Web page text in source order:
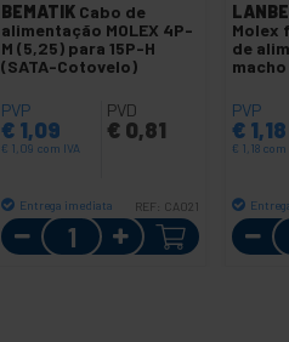
BEMATIK Cabo de
alimentação MOLEX 4P-
M (5,25) para 15P-H
(SATA-Cotovelo)
PVP
€ 1,09
€ 1,09 com IVA
PVD
€0,81
Entrega imediata REF: CA021
Quantidade
Molex
de
macho
PVP
€ 1,18
€ 1,18 com